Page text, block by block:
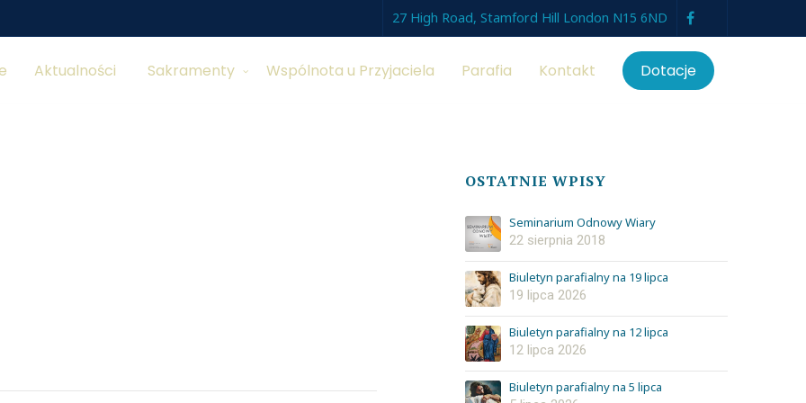
27 High Road, Stamford Hill London N15 6ND
Aktualności Sakramenty Wspólnota u Przyjaciela Parafia Kontakt Dotacje
OSTATNIE WPISY
Seminarium Odnowy Wiary
22 sierpnia 2018
Biuletyn parafialny na 19 lipca
19 lipca 2026
Biuletyn parafialny na 12 lipca
12 lipca 2026
Biuletyn parafialny na 5 lipca